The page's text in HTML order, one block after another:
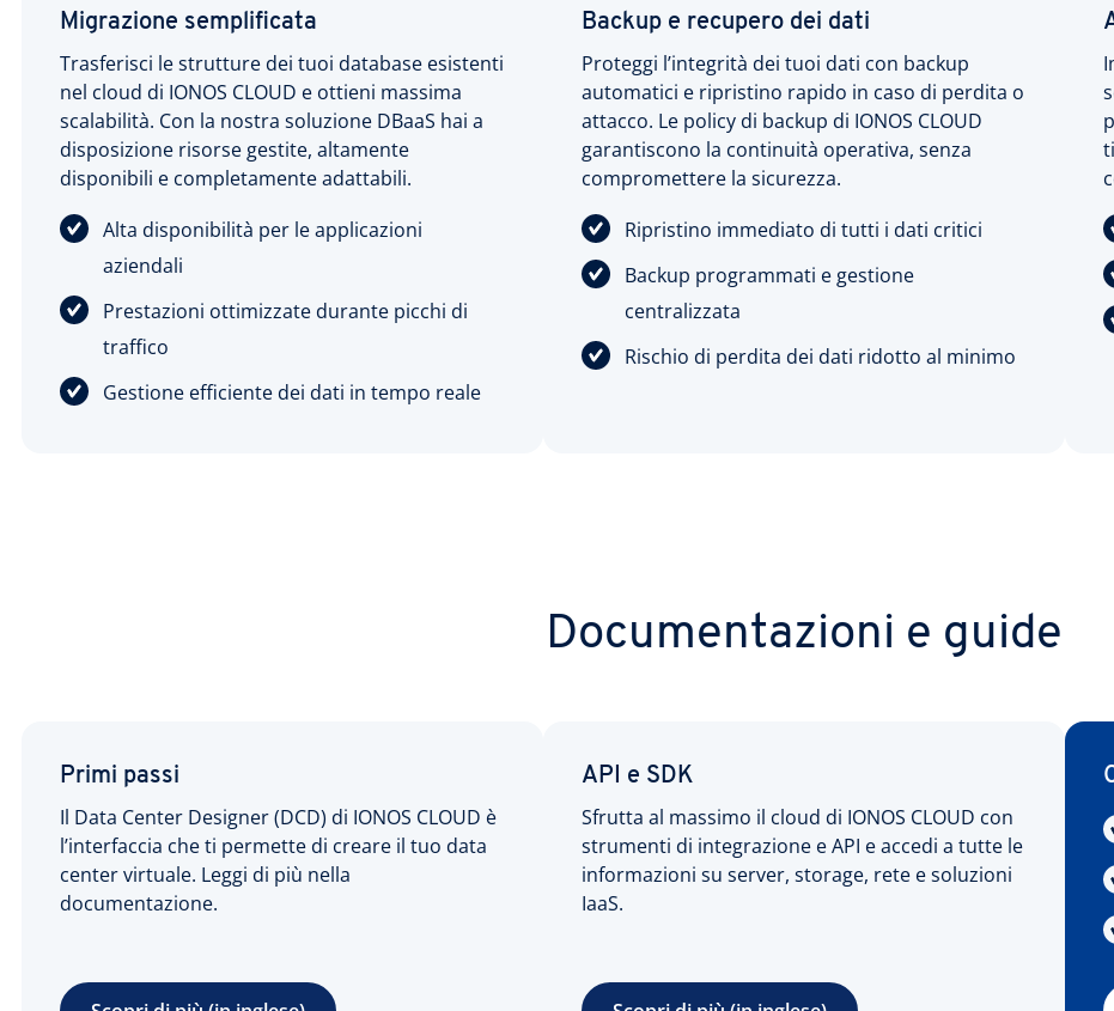
Migrazione semplificata
Trasferisci le strutture dei tuoi database esistenti
nel cloud di IONOS CLOUD e ottieni massima
scalabilità. Con la nostra soluzione DBaaS hai a
disposizione risorse gestite, altamente
disponibili e completamente adattabili.
Alta disponibilità per le applicazioni
aziendali
Prestazioni ottimizzate durante picchi di
traffico
Gestione efficiente dei dati in tempo reale
Backup e recupero dei dati
Proteggi l’integrità dei tuoi dati con backup
automatici e ripristino rapido in caso di perdita o
attacco. Le policy di backup di IONOS CLOUD
garantiscono la continuità operativa, senza
compromettere la sicurezza.
Ripristino immediato di tutti i dati critici
Backup programmati e gestione
centralizzata
Rischio di perdita dei dati ridotto al minimo
Documentazioni e guide
Primi passi
Il Data Center Designer (DCD) di IONOS CLOUD è
l’interfaccia che ti permette di creare il tuo data
center virtuale. Leggi di più nella
documentazione.
API e SDK
Sfrutta al massimo il cloud di IONOS CLOUD con
strumenti di integrazione e API e accedi a tutte le
informazioni su server, storage, rete e soluzioni
IaaS.